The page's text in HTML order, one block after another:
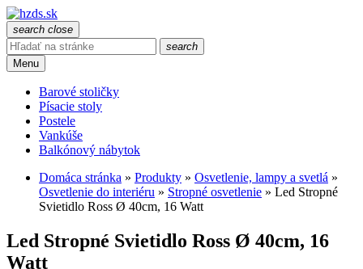
search close
search
Menu
Barové stoličky
Písacie stoly
Postele
Vankúše
Balkónový nábytok
Domáca stránka » Produkty » Osvetlenie, lampy a svetlá »
Osvetlenie do interiéru » Stropné osvetlenie » Led Stropné
Svietidlo Ross Ø 40cm, 16 Watt
Led Stropné Svietidlo Ross Ø 40cm, 16
Watt